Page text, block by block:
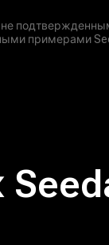
примерами